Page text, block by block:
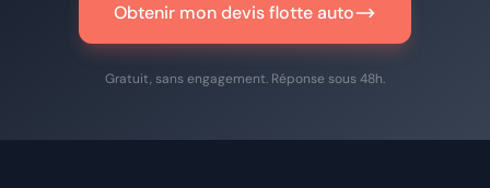
Obtenir mon devis flotte auto
Gratuit, sans engagement. Réponse sous 48h.